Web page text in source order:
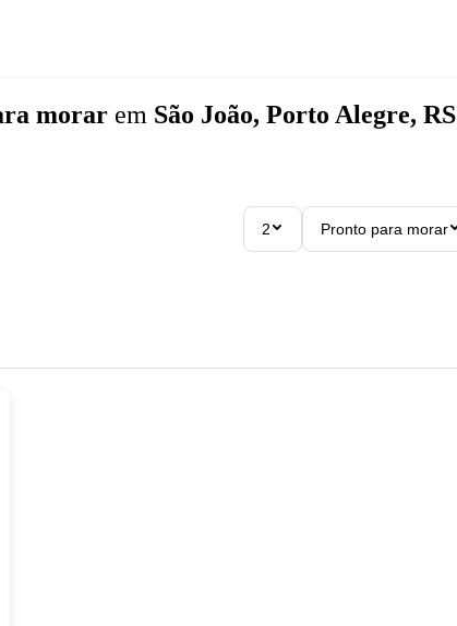
morar em São João, Porto Alegre, RS
2 Pronto para morar